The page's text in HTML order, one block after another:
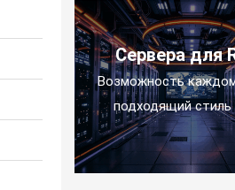
Сервера для
Возможность
подходящий стиль